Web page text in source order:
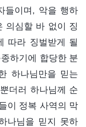
들이며, 악을 행하
의심할 바 없이 징
따라 징벌받게 될
하기에 합당한 분
하나님만을 믿는
더러 하나님께 순
이 정복 사역의 막
나님을 믿지 못하